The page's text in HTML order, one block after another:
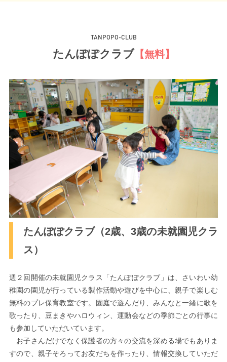
TANPOPO-CLUB
た んぽぽク ラ ブ【無料】
たんぽぽクラブ（2歳、3歳の未就園児クラ
ス）
週２回開催の未就園児クラス「たんぽぽクラブ」は、さいわい幼
稚園の園児が行っている製作活動や遊びを中心に、親子で楽しむ
無料のプレ保育教室です。園庭で遊んだり、みんなと一緒に歌を
歌ったり、豆まきやハロウィン、運動会などの季節ごとの行事に
も参加していただいています。
お子さんだけでなく保護者の方々の交流を深める場でもありま
すので、親子そろってお友だちを作ったり、情報交換していただ